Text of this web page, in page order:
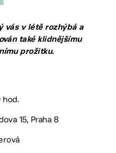
vás v létě rozhýbá a
také klidnějšímu
prožitku.
hod.
15, Praha 8